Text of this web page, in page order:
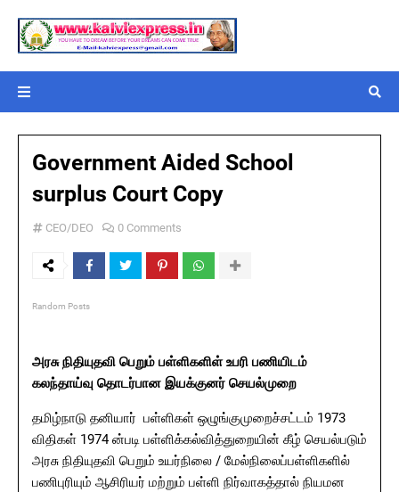
Government Aided School
surplus Court Copy
CEO/DEO 0 Comments
Random Posts
அரசு நிதியுதவி பெறும் பள்ளிகளிள் உபரி பணியிடம்
கலந்தாய்வு தொடர்பான இயக்குனர் செயல்முறை
தமிழ்நாடு தனியார்‌ பள்ளிகள்‌ ஒழுங்குமுறைச்சட்டம்‌ 1973
விதிகள்‌ 1974 ன்படி பள்ளிக்கல்வித்துறையின்‌ கீழ்‌ செயல்படும்‌
அரசு நிதியுதவி பெறும்‌ உயர்நிலை / மேல்நிலைப்பள்ளிகளில்‌
பணிபுரியும்‌ ஆசிரியர்‌ மற்றும்‌ பள்ளி நிர்வாகத்தால்‌ நியமன